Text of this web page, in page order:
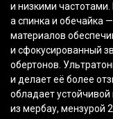
и низкими
а спинка и обечайка
материалов
и сфокусированный
обертонов.
и делает её более
обладает
из мербау, мензурой